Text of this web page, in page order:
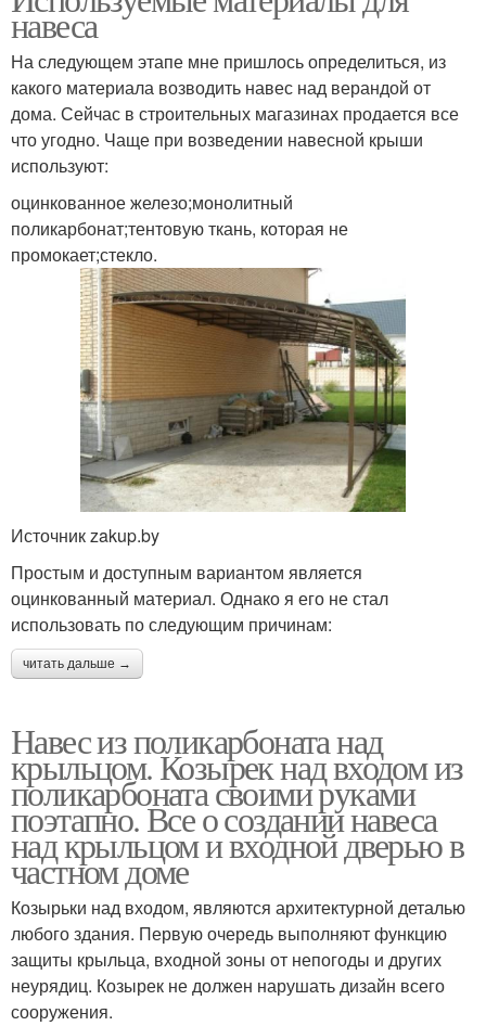
навеса
На следующем этапе мне пришлось определиться, из
какого материала возводить навес над верандой от
дома. Сейчас в строительных магазинах продается все
что угодно. Чаще при возведении навесной крыши
используют:
оцинкованное железо;монолитный
поликарбонат;тентовую ткань, которая не
промокает;стекло.
Источник zakup.by
Простым и доступным вариантом является
оцинкованный материал. Однако я его не стал
использовать по следующим причинам:
читать дальше →
Навес из поликарбоната над
крыльцом. Козырек над входом из
поликарбоната своими руками
поэтапно. Все о создании навеса
над крыльцом и входной дверью в
частном доме
Козырьки над входом, являются архитектурной деталью
любого здания. Первую очередь выполняют функцию
защиты крыльца, входной зоны от непогоды и других
неурядиц. Козырек не должен нарушать дизайн всего
сооружения.